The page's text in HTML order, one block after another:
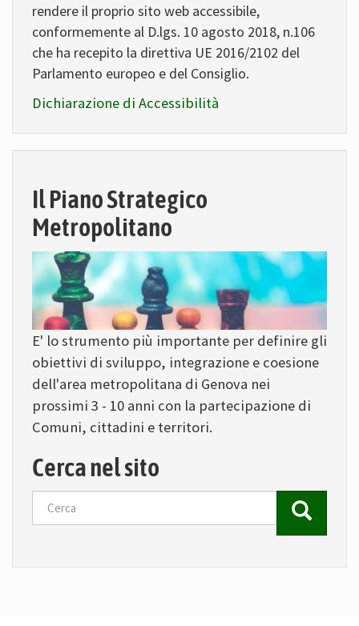
rendere il proprio sito web accessibile,
conformemente al D.lgs. 10 agosto 2018, n.106
che ha recepito la direttiva UE 2016/2102 del
Parlamento europeo e del Consiglio.
Dichiarazione di Accessibilità
Il Piano Strategico
Metropolitano
E' lo strumento più importante per definire gli
obiettivi di sviluppo, integrazione e coesione
dell'area metropolitana di Genova nei
prossimi 3 - 10 anni con la partecipazione di
Comuni, cittadini e territori.
Cerca nel sito